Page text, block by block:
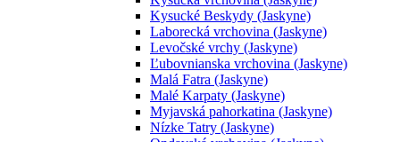
Kysucké Beskydy (Jaskyne)
Laborecká vrchovina (Jaskyne)
Levočské vrchy (Jaskyne)
Ľubovnianska vrchovina (Jaskyne)
Malá Fatra (Jaskyne)
Malé Karpaty (Jaskyne)
Myjavská pahorkatina (Jaskyne)
Nízke Tatry (Jaskyne)